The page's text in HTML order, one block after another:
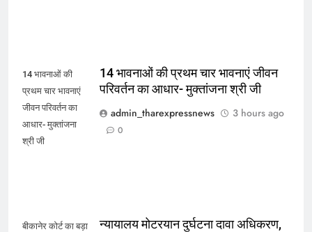
14 भावनाओं की
प्रथम चार भावनाएं
जीवन परिवर्तन का
आधार- मुक्तांजना
श्री जी
14 भावनाओं की प्रथम चार भावनाएं जीवन
परिवर्तन का आधार- मुक्तांजना श्री जी
admin_tharexpressnews
3 hours ago
0
बीकानेर कोर्ट का बड़ा
न्यायालय मोटरयान दुर्घटना दावा अधिकरण,